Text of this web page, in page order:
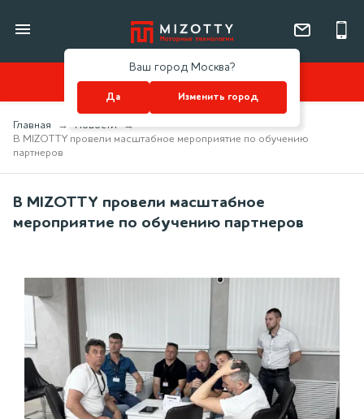
Ваш город Москва?
Да Изменить город
КАТАЛОГ
Главная
Новости
В MIZOTTY провели масштабное мероприятие по обучению
партнеров
В MIZOTTY провели масштабное
мероприятие по обучению партнеров